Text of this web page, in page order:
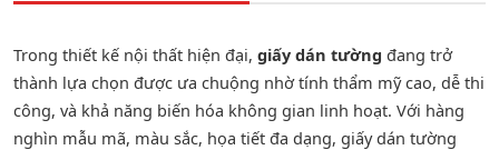
Trong thiết kế nội thất hiện đại, giấy dán tường đang trở
thành lựa chọn được ưa chuộng nhờ tính thẩm mỹ cao, dễ thi
công, và khả năng biến hóa không gian linh hoạt. Với hàng
nghìn mẫu mã, màu sắc, họa tiết đa dạng, giấy dán tường